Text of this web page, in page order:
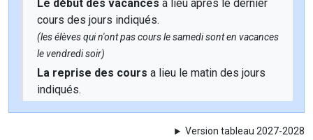
Le début des vacances a lieu après le dernier
cours des jours indiqués.
(les élèves qui n'ont pas cours le samedi sont en vacances
le vendredi soir)
La reprise des cours a lieu le matin des jours
indiqués.
Version tableau 2027-2028